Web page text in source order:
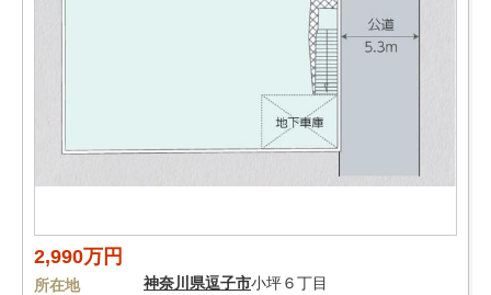
2,990万円
所在地 神奈川県逗子市小坪６丁目